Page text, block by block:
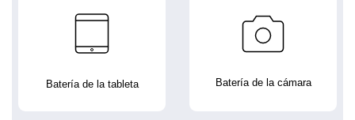
Batería de la tableta Batería de la cámara